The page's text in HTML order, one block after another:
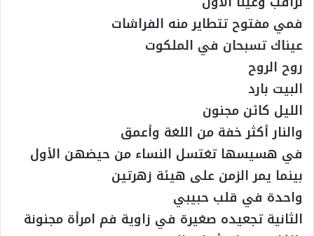
فمي مفتوح تتطاير منه الفراشات
عيناك تسبحان في الملكوت
روح الروح
البيت بارد
الليل كائن مجنون
والنار أكثر خفة من اللغة وأعمق
في هسيسها تغتسل النساء من حيضهن الأول
بينما يمر الزمن على هيئة زهرتين
واحدة في قلب حبيبي
الثانية تجعيده صغيرة في زاوية فم امرأة مجنونة